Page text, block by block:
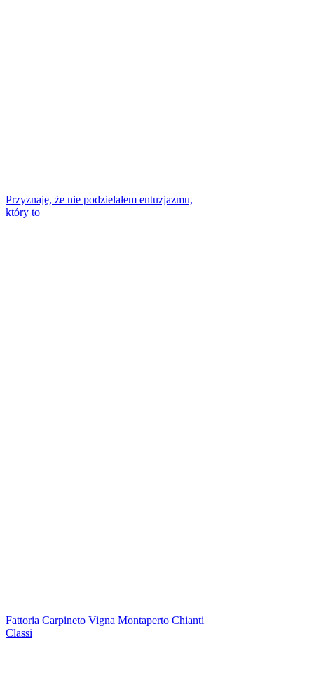
Przyznaję, że nie podzielałem entuzjazmu,
który to
Fattoria Carpineto Vigna Montaperto Chianti
Classi